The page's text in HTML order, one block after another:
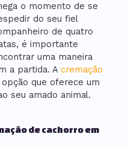
o momento de se
do seu fiel
de quatro
é importante
uma maneira
a partida. A cremação
que oferece um
seu amado animal.
de cachorro em